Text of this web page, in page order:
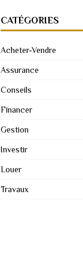
CATÉGORIES
Acheter-Vendre
Assurance
Conseils
Financer
Gestion
Investir
Louer
Travaux